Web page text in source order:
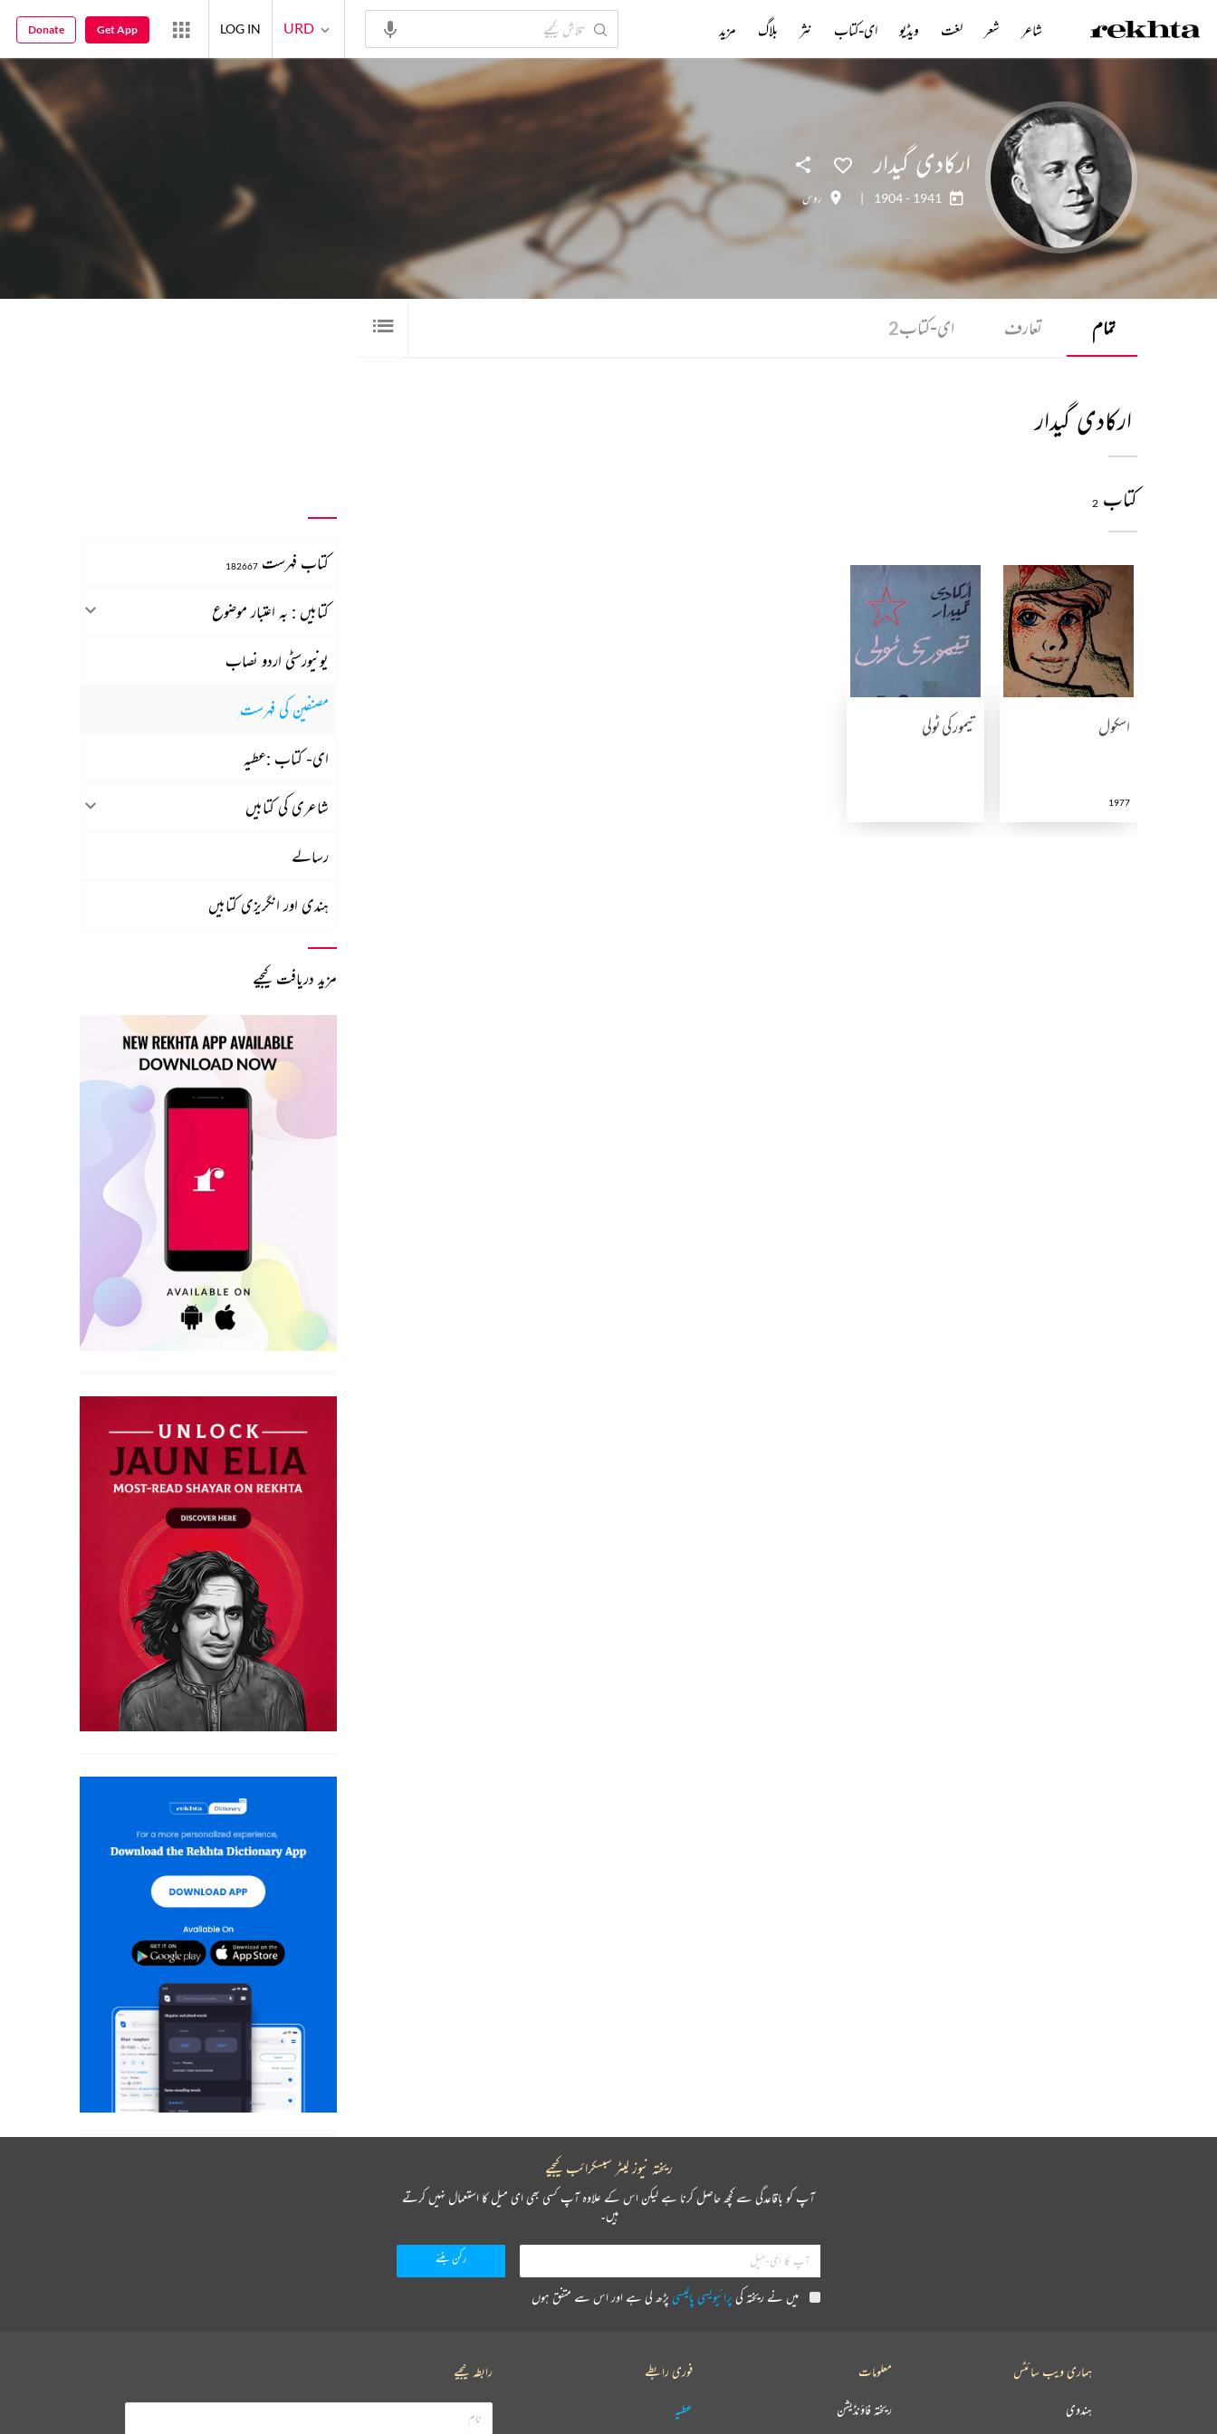
ارکادی گیدار
1904 - 1941
| روس
تمام تعارف ای-کتاب2
ارکادی گیدار
کتاب 2
اسکول
1977
تیمور کی ٹولی
کتاب فہرست 182667
کتابیں : بہ اعتبار موضوع
یونیورسٹی اردو نصاب
مصنفین کی فہرست
ای- کتاب :عطیہ
شاعری کی کتابیں
رسالے
ہندی اور انگریزی کتابیں
مزید دریافت کیجیے
شاعر شعر لغت ویڈیو ای-کتاب نثر بلاگ مزید URD
LOG IN
Get App
Donate
ریختہ نیوز لیٹر سبسکرائب کیجیے
آپ کو باقاعدگی سے کچھ حاصل کرنا ہے لیکن اس کے علاوہ آپ کسی بھی ای میل کا استعمال نہیں کرتے
ہیں۔
میں نے ریختہ کی پرائیویسی پالیسی پڑھ لی ہے اور اس سے متفق ہوں
فوری رابطے
عطیہ
معلومات
ریختہ فاؤنڈیشن
ہماری ویب سائٹس
ہندوی
رابطہ کیجیے